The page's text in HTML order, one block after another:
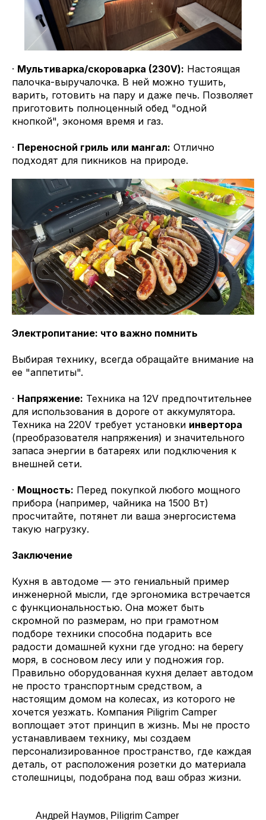
· Мультиварка/скороварка (230V): Настоящая
палочка-выручалочка. В ней можно тушить,
варить, готовить на пару и даже печь. Позволяет
приготовить полноценный обед "одной
кнопкой", экономя время и газ.
· Переносной гриль или мангал: Отлично
подходят для пикников на природе.
Электропитание: что важно помнить
Выбирая технику, всегда обращайте внимание на
ее "аппетиты".
· Напряжение: Техника на 12V предпочтительнее
для использования в дороге от аккумулятора.
Техника на 220V требует установки инвертора
(преобразователя напряжения) и значительного
запаса энергии в батареях или подключения к
внешней сети.
· Мощность: Перед покупкой любого мощного
прибора (например, чайника на 1500 Вт)
просчитайте, потянет ли ваша энергосистема
такую нагрузку.
Заключение
Кухня в автодоме — это гениальный пример
инженерной мысли, где эргономика встречается
с функциональностью. Она может быть
скромной по размерам, но при грамотном
подборе техники способна подарить все
радости домашней кухни где угодно: на берегу
моря, в сосновом лесу или у подножия гор.
Правильно оборудованная кухня делает автодом
не просто транспортным средством, а
настоящим домом на колесах, из которого не
хочется уезжать. Компания Piligrim Camper
воплощает этот принцип в жизнь. Мы не просто
устанавливаем технику, мы создаем
персонализированное пространство, где каждая
деталь, от расположения розетки до материала
столешницы, подобрана под ваш образ жизни.
Андрей Наумов, Piligrim Camper